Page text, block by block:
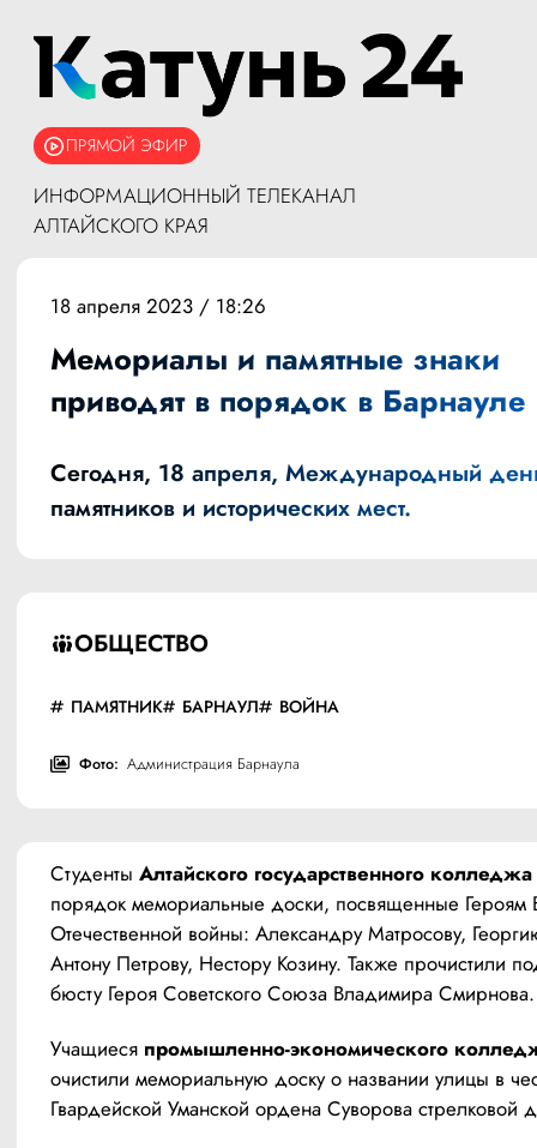
ПРЯМОЙ ЭФИР
ИНФОРМАЦИОННЫЙ ТЕЛЕКАНАЛ
АЛТАЙСКОГО КРАЯ
ОБЩЕСТВО
ПАМЯТНИК БАРНАУЛ ВОЙНА
Фото: Администрация Барнаула
18 апреля 2023 / 18:26
Мемориалы и памятные знаки
приводят в порядок в Барнауле
Сегодня, 18 апреля, Международный
памятников и исторических мест.
Студенты Алтайского государственного колледжа
порядок мемориальные доски, посвященные Героям
Отечественной войны: Александру Матросову,
Антону Петрову, Нестору Козину. Также прочистили
бюсту Героя Советского Союза Владимира Смирнова.
Учащиеся промышленно-экономического
очистили мемориальную доску о названии улицы в
Гвардейской Уманской ордена Суворова стрелковой